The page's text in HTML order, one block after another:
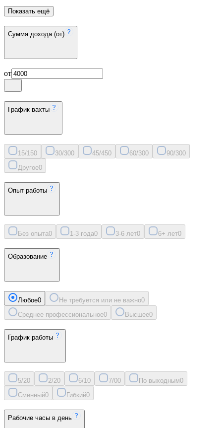
Показать ещё
Сумма дохода (от)
от
График вахты
15/150 30/300 45/450 60/300 90/300
Другое0
Опыт работы
Без опыта0 1-3 года0 3-6 лет0 6+ лет0
Образование
Любое0 Не требуется или не важно0
Среднее профессиональное0 Высшее0
График работы
5/20 2/20 6/10 7/00 По выходным0
Сменный0 Гибкий0
Рабочие часы в день